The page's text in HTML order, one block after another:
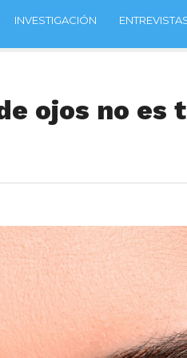
INVESTIGACIÓN
ojos no es